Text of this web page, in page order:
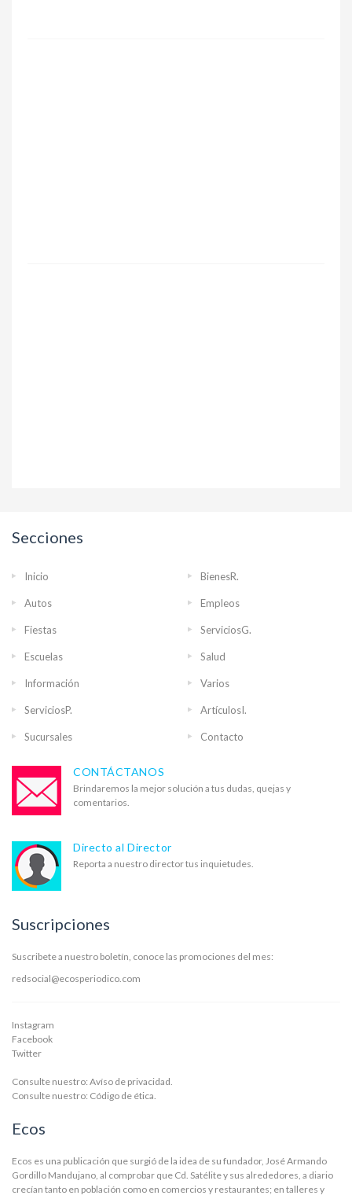
Secciones
Inicio BienesR.
Autos Empleos
Fiestas ServiciosG.
Escuelas Salud
Información Varios
ServiciosP. ArtículosI.
Sucursales Contacto
CONTÁCTANOS
Brindaremos la mejor solución a tus dudas, quejas y
comentarios.
Directo al Director
Reporta a nuestro director tus inquietudes.
Suscripciones
Suscribete a nuestro boletín, conoce las promociones del mes:
redsocial@ecosperiodico.com
Instagram
Facebook
Twitter
Consulte nuestro: Avíso de privacidad.
Consulte nuestro: Código de ética.
Ecos
Ecos es una publicación que surgió de la idea de su fundador, José Armando
Gordillo Mandujano, al comprobar que Cd. Satélite y sus alrededores, a diario
crecían tanto en población como en comercios y restaurantes; en talleres y